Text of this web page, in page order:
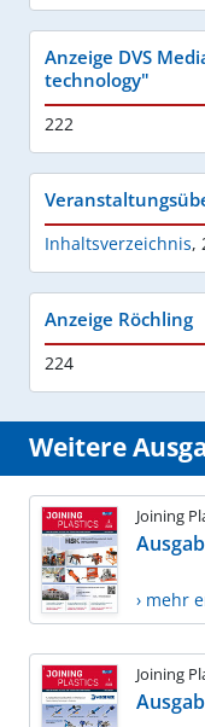
Anzeige DVS
technology"
222
Inhaltsverzeichnis,
Anzeige Röchling
224
Weitere
Joining
› mehr
Joining